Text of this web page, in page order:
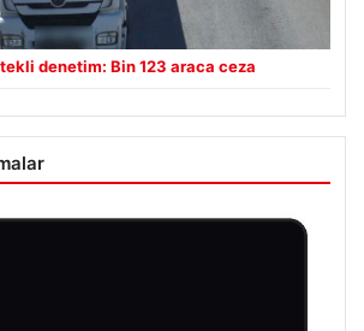
denetim: Bin 123 araca ceza